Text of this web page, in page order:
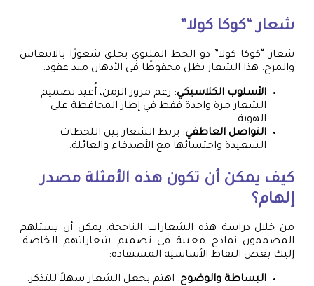
شعار “كوكا كولا”
شعار “كوكا كولا” ذو الخط الملتوي يخلق شعورًا بالانتعاش
والمرح. هذا الشعار يظل محفوظًا في الأذهان منذ عقود.
الأسلوب الكلاسيكي: رغم مرور الزمن، أُعيد تصميم
الشعار مرة واحدة فقط في إطار المحافظة على
الهوية.
التواصل العاطفي: يربط الشعار بين اللحظات
السعيدة واحتسائها مع الأصدقاء والعائلة.
كيف يمكن أن تكون هذه الأمثلة مصدر
إلهام؟
من خلال دراسة هذه الشعارات الناجحة، يمكن أن يستلهم
المصممون نماذج معينة في تصميم شعاراتهم الخاصة.
إليك بعض النقاط الأساسية المستفادة:
البساطة والوضوح: اهتم بجعل الشعار سهلاً للتذكر.